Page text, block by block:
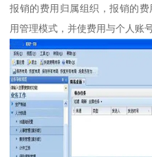
报销的费用归属组织，报销的
用管理模式，并使费用与个人账